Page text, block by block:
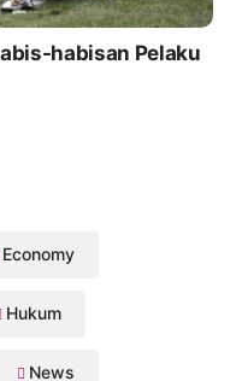
habisan Pelaku
Economy
Hukum
News